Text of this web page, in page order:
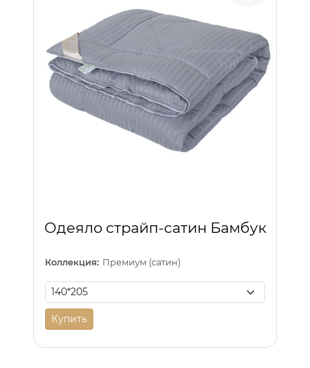
Одеяло страйп-сатин Бамбук
Коллекция: Премиум (сатин)
Купить